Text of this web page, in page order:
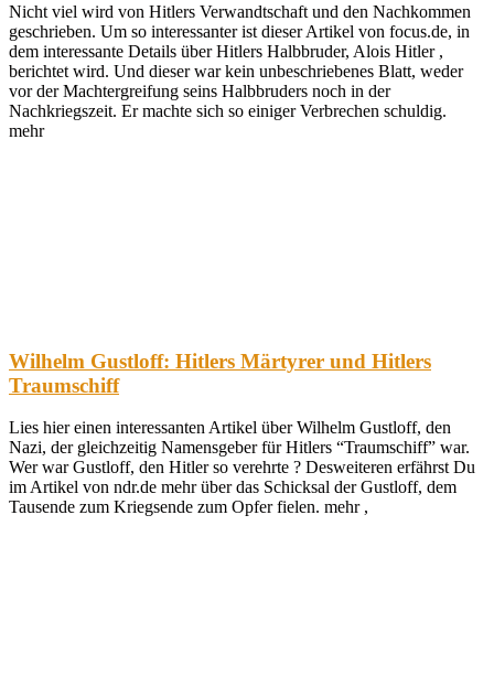
Nicht viel wird von Hitlers Verwandtschaft und den Nachkommen
geschrieben. Um so interessanter ist dieser Artikel von focus.de, in
dem interessante Details über Hitlers Halbbruder, Alois Hitler ,
berichtet wird. Und dieser war kein unbeschriebenes Blatt, weder
vor der Machtergreifung seins Halbbruders noch in der
Nachkriegszeit. Er machte sich so einiger Verbrechen schuldig.
mehr
Wilhelm Gustloff: Hitlers Märtyrer und Hitlers
Traumschiff
Lies hier einen interessanten Artikel über Wilhelm Gustloff, den
Nazi, der gleichzeitig Namensgeber für Hitlers “Traumschiff” war.
Wer war Gustloff, den Hitler so verehrte ? Desweiteren erfährst Du
im Artikel von ndr.de mehr über das Schicksal der Gustloff, dem
Tausende zum Kriegsende zum Opfer fielen. mehr ,